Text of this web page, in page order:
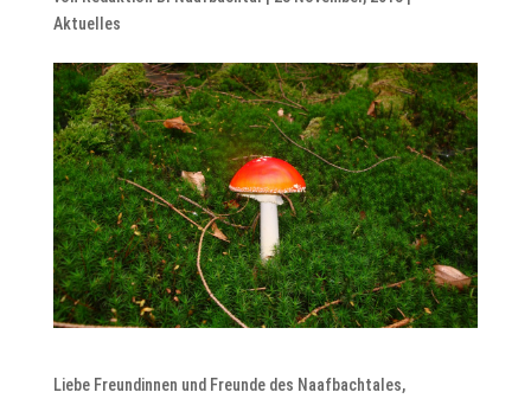
Aktuelles
Liebe Freundinnen und Freunde des Naafbachtales,